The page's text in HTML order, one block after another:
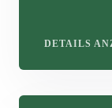
DETAILS